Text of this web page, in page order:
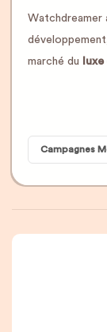
Watchdreamer
marché du
Campagnes